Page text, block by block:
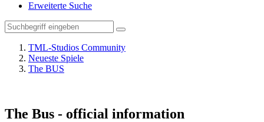
Erweiterte Suche
TML-Studios Community
Neueste Spiele
The BUS
The Bus - official information